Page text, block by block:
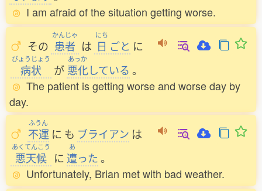
I am afraid of the situation getting worse.
その
かんじゃ
患者 は
にち
日 ごと に
びょうじょう
病状 が
あっか
悪化している 。
The patient is getting worse and worse day by
day.
ふうん
不運 に も ブライアン は
あくてんこう
悪天候 に
あ
遭った。
Unfortunately, Brian met with bad weather.